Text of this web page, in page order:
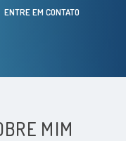
ENTRE EM CONTATO
MIM